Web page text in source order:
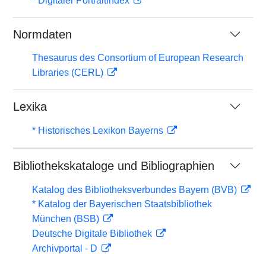
Normdaten
Thesaurus des Consortium of European Research
Libraries (CERL)
Lexika
* Historisches Lexikon Bayerns
Bibliothekskataloge und Bibliographien
Katalog des Bibliotheksverbundes Bayern (BVB)
* Katalog der Bayerischen Staatsbibliothek
München (BSB)
Deutsche Digitale Bibliothek
Archivportal - D